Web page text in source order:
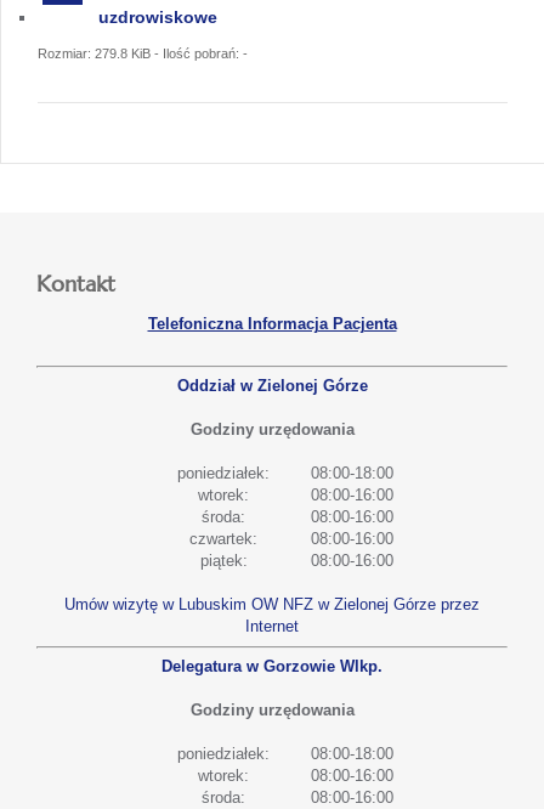
uzdrowiskowe
Rozmiar: 279.8 KiB - Ilość pobrań: -
Kontakt
Telefoniczna Informacja Pacjenta
Oddział w Zielonej Górze
Godziny urzędowania
poniedziałek:
08:00-18:00
wtorek:
08:00-16:00
środa:
08:00-16:00
czwartek:
08:00-16:00
piątek:
08:00-16:00
Umów wizytę w Lubuskim OW NFZ w Zielonej Górze przez
Internet
Delegatura w Gorzowie Wlkp.
Godziny urzędowania
poniedziałek:
08:00-18:00
wtorek:
08:00-16:00
środa:
08:00-16:00